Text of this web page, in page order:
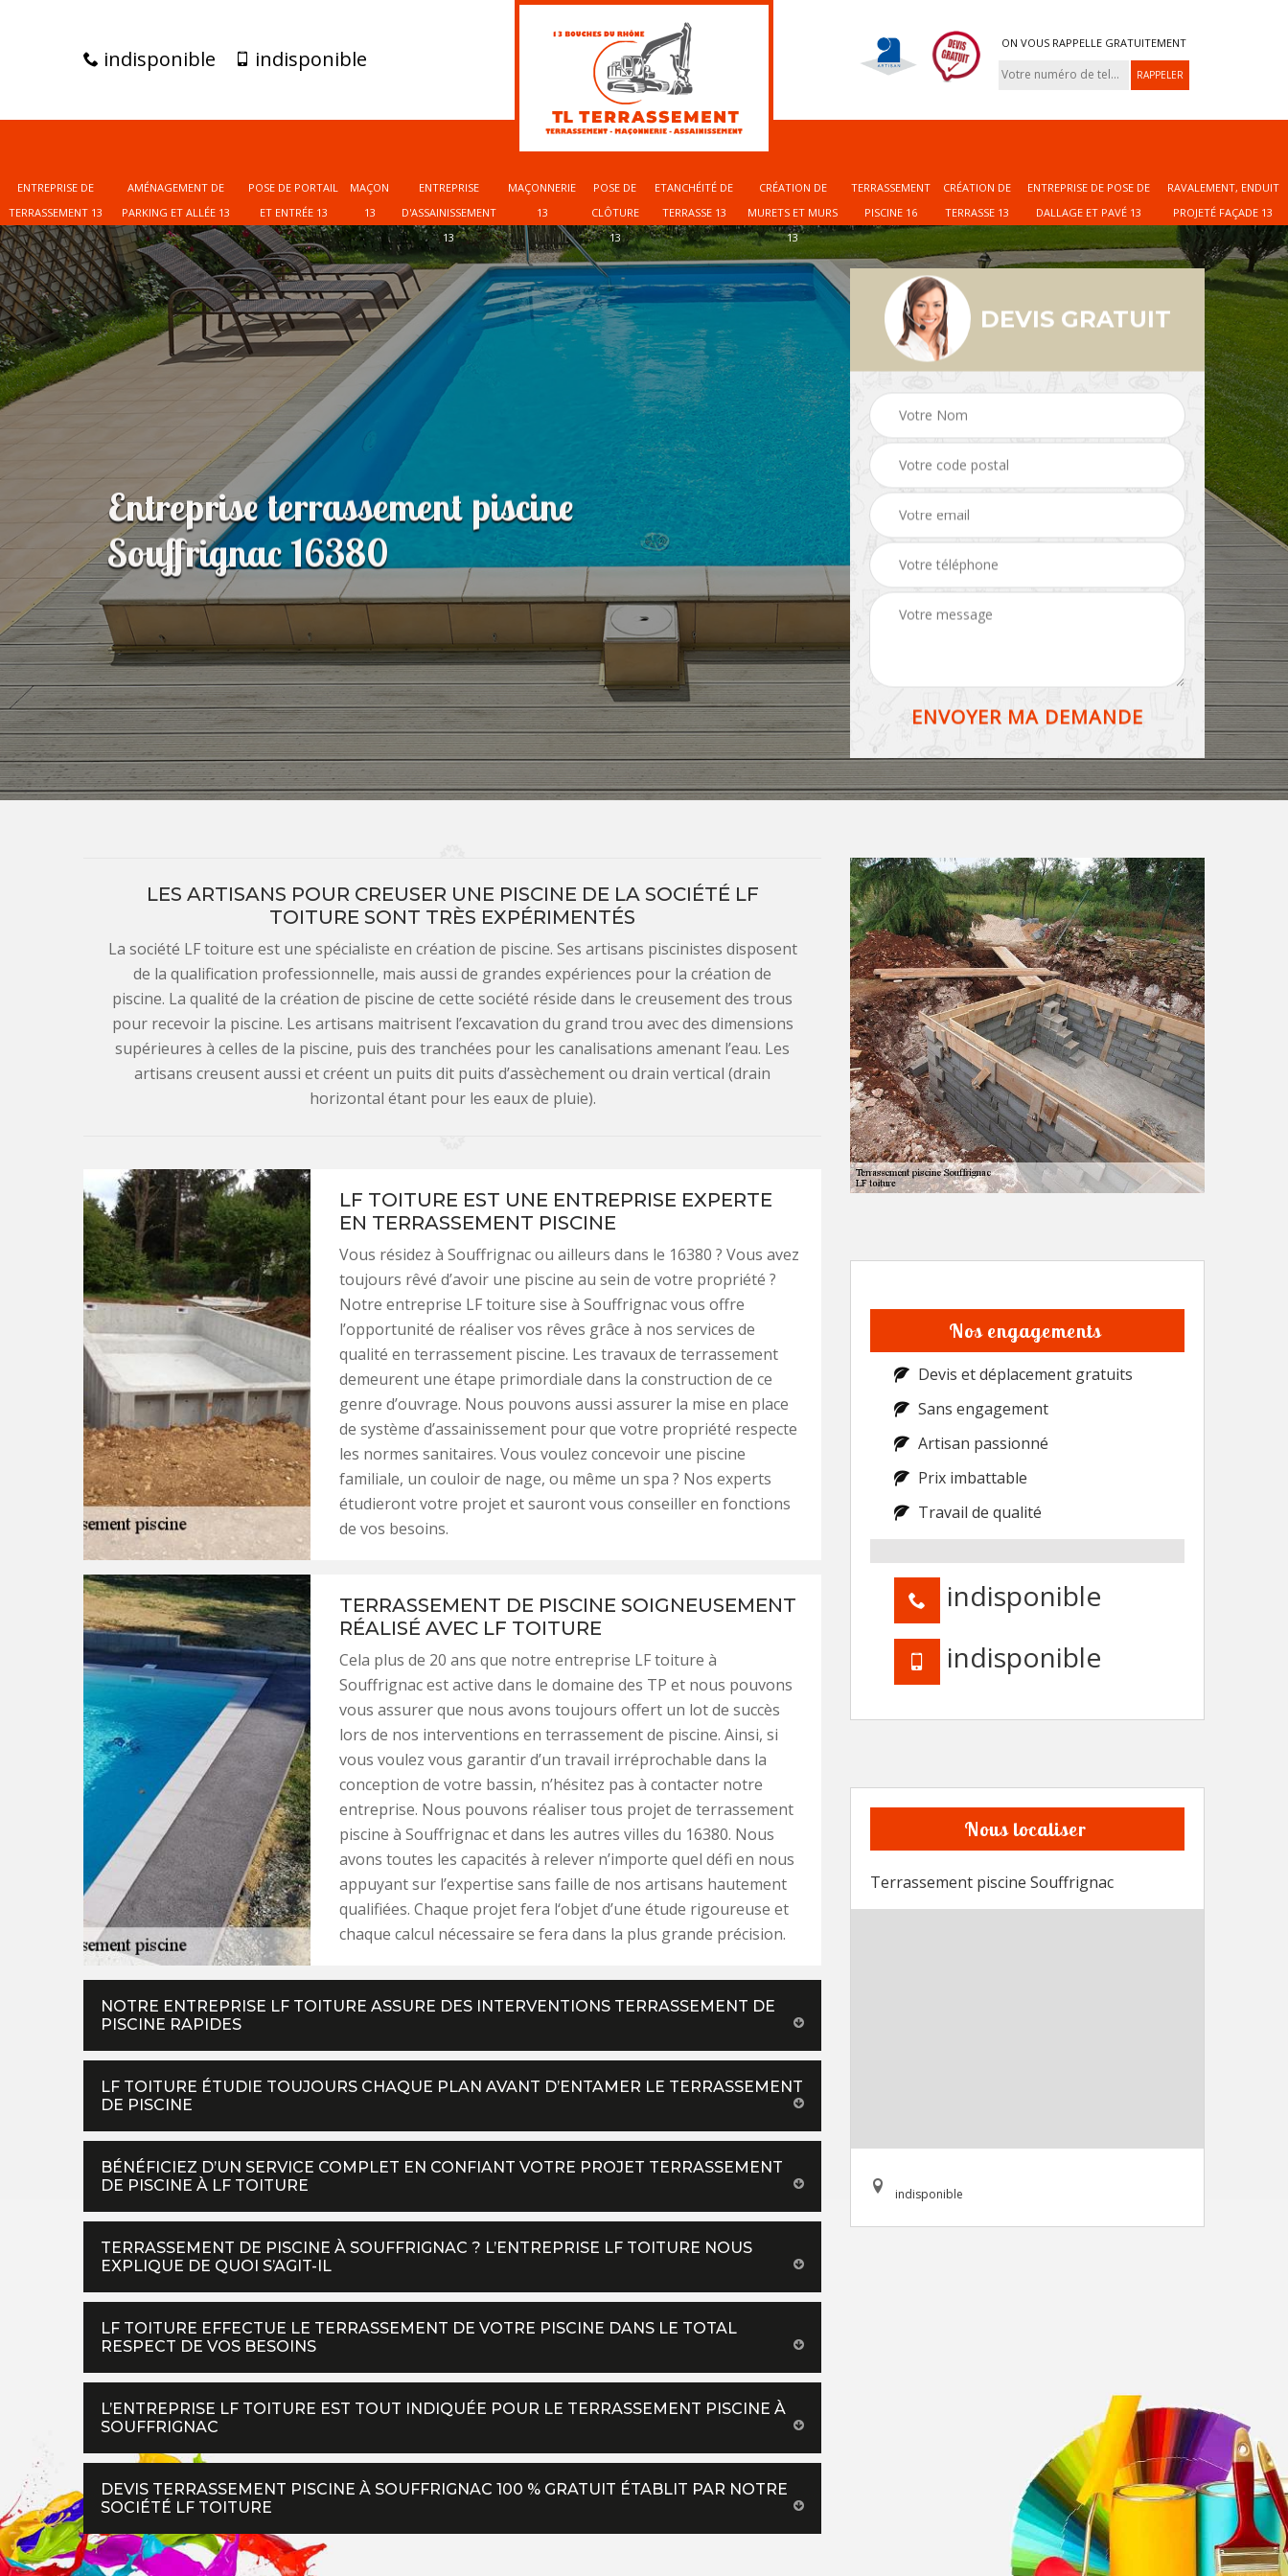
indisponible indisponible
ON VOUS RAPPELLE GRATUITEMENT
ENTREPRISE DE
TERRASSEMENT 13
AMÉNAGEMENT DE
PARKING ET ALLÉE 13
POSE DE PORTAIL
ET ENTRÉE 13
MAÇON
13
ENTREPRISE
D'ASSAINISSEMENT
13
MAÇONNERIE
13
POSE DE
CLÔTURE
13
ETANCHÉITÉ DE
TERRASSE 13
CRÉATION DE
MURETS ET MURS
13
TERRASSEMENT
PISCINE 16
CRÉATION DE
TERRASSE 13
ENTREPRISE DE POSE DE
DALLAGE ET PAVÉ 13
RAVALEMENT, ENDUIT
PROJETÉ FAÇADE 13
Entreprise terrassement piscine
Souffrignac 16380
DEVIS GRATUIT
LES ARTISANS POUR CREUSER UNE PISCINE DE LA SOCIÉTÉ LF
TOITURE SONT TRÈS EXPÉRIMENTÉS
La société LF toiture est une spécialiste en création de piscine. Ses artisans piscinistes disposent
de la qualification professionnelle, mais aussi de grandes expériences pour la création de
piscine. La qualité de la création de piscine de cette société réside dans le creusement des trous
pour recevoir la piscine. Les artisans maitrisent l’excavation du grand trou avec des dimensions
supérieures à celles de la piscine, puis des tranchées pour les canalisations amenant l’eau. Les
artisans creusent aussi et créent un puits dit puits d’assèchement ou drain vertical (drain
horizontal étant pour les eaux de pluie).
LF TOITURE EST UNE ENTREPRISE EXPERTE
EN TERRASSEMENT PISCINE
Vous résidez à Souffrignac ou ailleurs dans le 16380 ? Vous avez
toujours rêvé d’avoir une piscine au sein de votre propriété ?
Notre entreprise LF toiture sise à Souffrignac vous offre
l’opportunité de réaliser vos rêves grâce à nos services de
qualité en terrassement piscine. Les travaux de terrassement
demeurent une étape primordiale dans la construction de ce
genre d’ouvrage. Nous pouvons aussi assurer la mise en place
de système d’assainissement pour que votre propriété respecte
les normes sanitaires. Vous voulez concevoir une piscine
familiale, un couloir de nage, ou même un spa ? Nos experts
étudieront votre projet et sauront vous conseiller en fonctions
de vos besoins.
TERRASSEMENT DE PISCINE SOIGNEUSEMENT
RÉALISÉ AVEC LF TOITURE
Cela plus de 20 ans que notre entreprise LF toiture à
Souffrignac est active dans le domaine des TP et nous pouvons
vous assurer que nous avons toujours offert un lot de succès
lors de nos interventions en terrassement de piscine. Ainsi, si
vous voulez vous garantir d’un travail irréprochable dans la
conception de votre bassin, n’hésitez pas à contacter notre
entreprise. Nous pouvons réaliser tous projet de terrassement
piscine à Souffrignac et dans les autres villes du 16380. Nous
avons toutes les capacités à relever n’importe quel défi en nous
appuyant sur l’expertise sans faille de nos artisans hautement
qualifiées. Chaque projet fera l‘objet d’une étude rigoureuse et
chaque calcul nécessaire se fera dans la plus grande précision.
NOTRE ENTREPRISE LF TOITURE ASSURE DES INTERVENTIONS TERRASSEMENT DE
PISCINE RAPIDES
LF TOITURE ÉTUDIE TOUJOURS CHAQUE PLAN AVANT D’ENTAMER LE TERRASSEMENT
DE PISCINE
BÉNÉFICIEZ D’UN SERVICE COMPLET EN CONFIANT VOTRE PROJET TERRASSEMENT
DE PISCINE À LF TOITURE
TERRASSEMENT DE PISCINE À SOUFFRIGNAC ? L’ENTREPRISE LF TOITURE NOUS
EXPLIQUE DE QUOI S’AGIT-IL
LF TOITURE EFFECTUE LE TERRASSEMENT DE VOTRE PISCINE DANS LE TOTAL
RESPECT DE VOS BESOINS
L’ENTREPRISE LF TOITURE EST TOUT INDIQUÉE POUR LE TERRASSEMENT PISCINE À
SOUFFRIGNAC
DEVIS TERRASSEMENT PISCINE À SOUFFRIGNAC 100 % GRATUIT ÉTABLIT PAR NOTRE
SOCIÉTÉ LF TOITURE
Nos engagements
Devis et déplacement gratuits
Sans engagement
Artisan passionné
Prix imbattable
Travail de qualité
indisponible
indisponible
Nous localiser
Terrassement piscine Souffrignac
indisponible